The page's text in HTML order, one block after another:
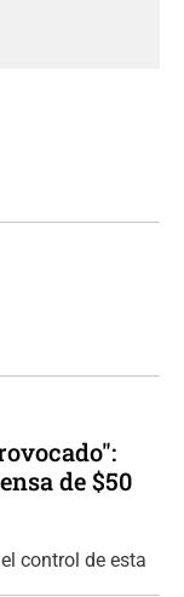
de $50
control de esta